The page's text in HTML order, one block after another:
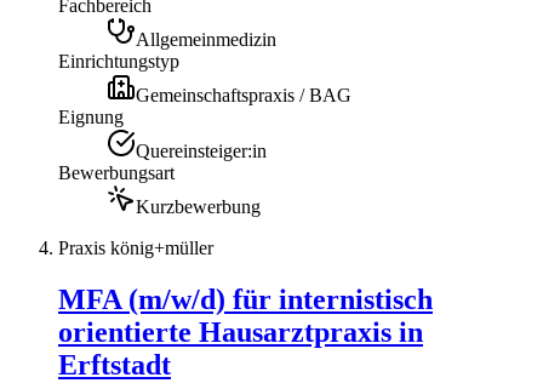
Fachbereich
Allgemeinmedizin
Einrichtungstyp
Gemeinschaftspraxis / BAG
Eignung
Quereinsteiger:in
Bewerbungsart
Kurzbewerbung
Praxis könig+müller
MFA (m/w/d) für internistisch
orientierte Hausarztpraxis in
Erftstadt